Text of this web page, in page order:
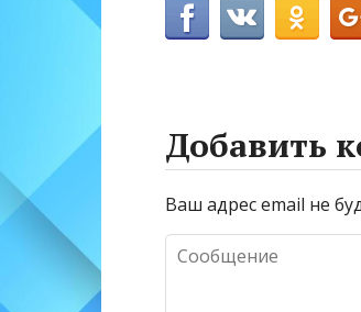
Добавить
Ваш адрес email не